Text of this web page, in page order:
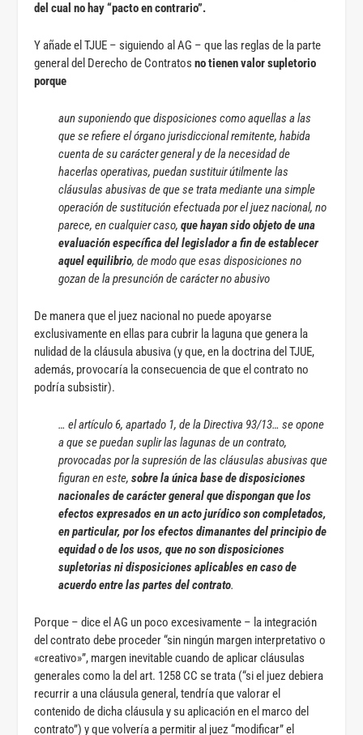
del cual no hay “pacto en contrario”.
Y añade el TJUE – siguiendo al AG – que las reglas de la parte
general del Derecho de Contratosno tienen valor supletorio
porque
aun suponiendo que disposiciones como aquellas a las
que se refiere el órgano jurisdiccional remitente, habida
cuenta de su carácter general y de la necesidad de
hacerlas operativas, puedan sustituir útilmente las
cláusulas abusivas de que se trata mediante una simple
operación de sustitución efectuada por el juez nacional, no
parece, en cualquier caso,que hayan sido objeto de una
evaluación específica del legislador a fin de establecer
aquel equilibrio, de modo que esas disposiciones no
gozan de la presunción de carácter no abusivo
De manera que el juez nacional no puede apoyarse
exclusivamente en ellas para cubrir la laguna que genera la
nulidad de la cláusula abusiva (y que, en la doctrina del TJUE,
además, provocaría la consecuencia de que el contrato no
podría subsistir).
… el artículo 6, apartado 1, de la Directiva 93/13… se opone
a que se puedan suplir las lagunas de un contrato,
provocadas por la supresión de las cláusulas abusivas que
figuran en este,sobre la única base de disposiciones
nacionales de carácter general que dispongan que los
efectos expresados en un acto jurídico son completados,
en particular, por los efectos dimanantes del principio de
equidad o de los usos, que no son disposiciones
supletorias ni disposiciones aplicables en caso de
acuerdo entre las partes del contrato.
Porque – dice el AG un poco excesivamente – la integración
del contrato debe proceder “sin ningún margen interpretativo o
«creativo»”, margen inevitable cuando de aplicar cláusulas
generales como la del art. 1258 CC se trata (“si el juez debiera
recurrir a una cláusula general, tendría que valorar el
contenido de dicha cláusula y su aplicación en el marco del
contrato”) y que volvería a permitir al juez “modificar” el